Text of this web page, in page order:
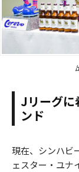
Jリーグに
ンド
現在、シンハビ
ェスター・ユナ